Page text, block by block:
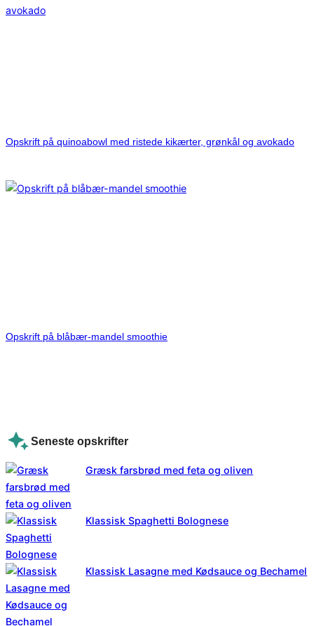
Opskrift på quinoabowl med ristede kikærter, grønkål og avokado
Opskrift på blåbær-mandel smoothie
Seneste opskrifter
Græsk farsbrød med feta og oliven
Klassisk Spaghetti Bolognese
Klassisk Lasagne med Kødsauce og Bechamel